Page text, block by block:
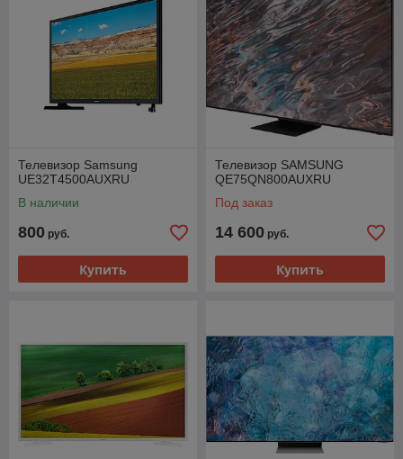
Телевизор Samsung
UE32T4500AUXRU
В наличии
800 руб.
Купить
Телевизор SAMSUNG
QE75QN800AUXRU
Под заказ
14 600 руб.
Купить